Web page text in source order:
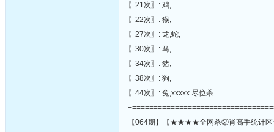
〖21次〗: 鸡,
〖22次〗: 猴,
〖27次〗: 龙,蛇,
〖30次〗: 马,
〖34次〗: 猪,
〖38次〗: 狗,
〖44次〗: 兔,xxxxx 尽位杀
【064期】【★★★★全网杀②肖高手统计